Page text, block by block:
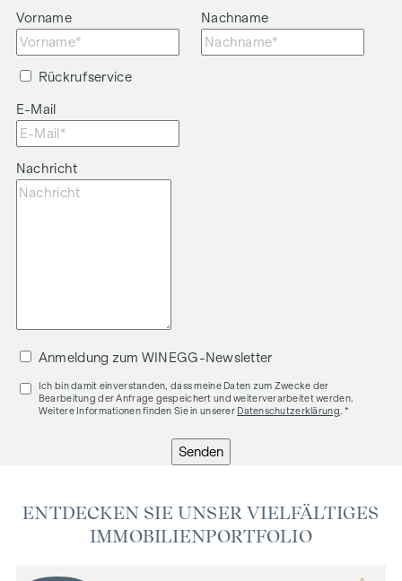
Vorname Nachname
Rückrufservice
E-Mail
Nachricht
Anmeldung zum WINEGG-Newsletter
Ich bin damit einverstanden, dass meine Daten zum Zwecke der
Bearbeitung der Anfrage gespeichert und weiterverarbeitet werden.
Weitere Informationen finden Sie in unserer Datenschutzerklärung . *
Senden
ENTDECKEN SIE UNSER VIELFÄLTIGES
IMMOBILIENPORTFOLIO